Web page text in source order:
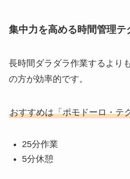
集中力を高める時間管理テ
長時間ダラダラ作業するより
の方が効率的です。
おすすめは「ポモドーロ・テ
25分作業
5分休憩